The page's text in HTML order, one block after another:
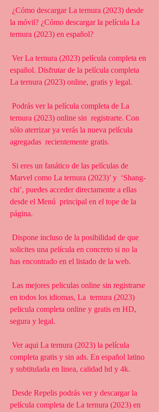
la móvil? ¿Cómo descargar la película La
ternura (2023) en español?
español. Disfrutar de la película completa
La ternura (2023) online, gratis y legal.
ternura (2023) online sin  registrarte. Con
sólo aterrizar ya verás la nueva película
agregadas  recientemente gratis.
Marvel como La ternura (2023)’ y  ‘Shang-
chi’, puedes acceder directamente a ellas
desde el Menú  principal en el tope de la
página.
solicites una película en concreto si no la
has encontrado en el listado de la web.
en todos los idiomas, La  ternura (2023)
pelicula completa online y gratis en HD,
segura y legal.
completa gratis y sin ads. En español latino
y subtitulada en linea, calidad hd y 4k.
película completa de La ternura (2023) en